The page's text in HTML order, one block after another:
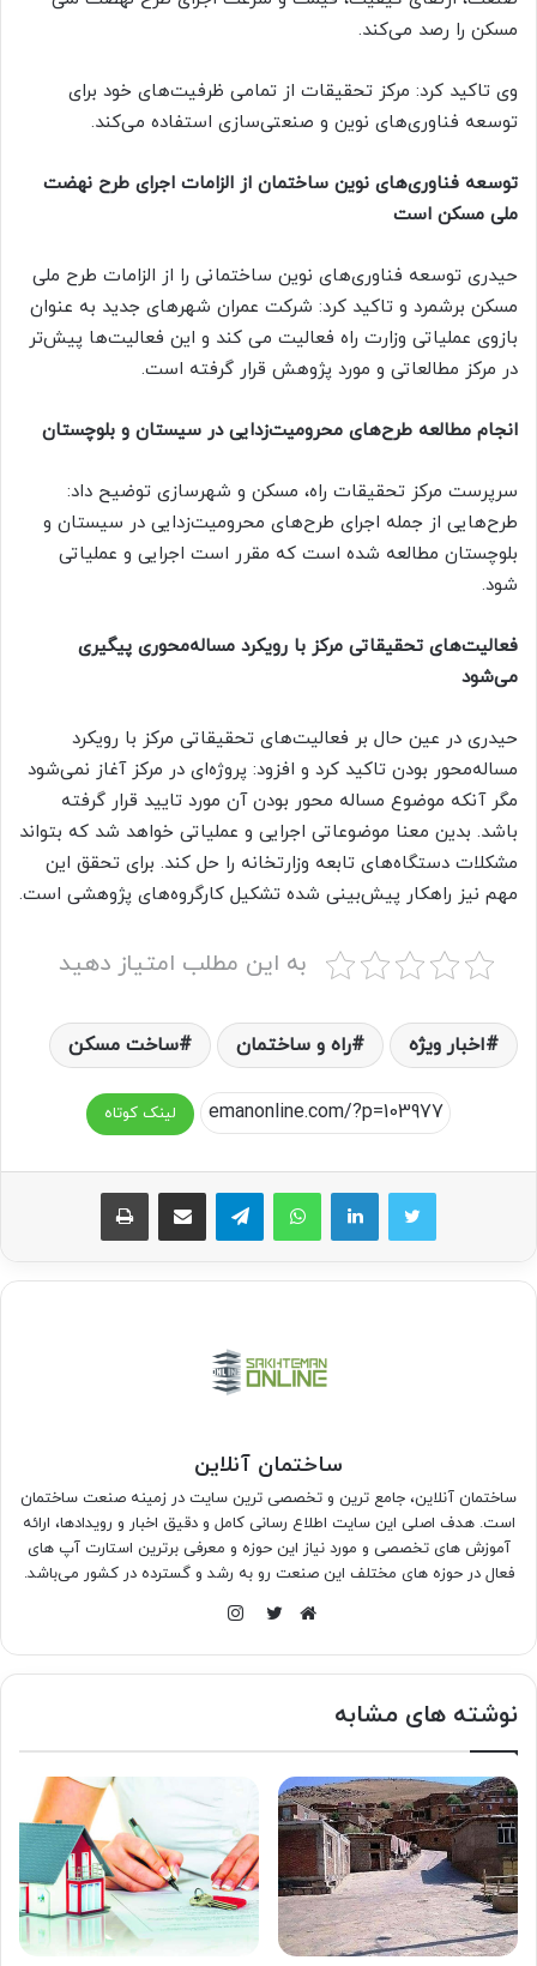
مسکن را رصد می‌کند.
وی تاکید کرد: مرکز تحقیقات از تمامی ظرفیت‌های خود برای
توسعه فناوری‌های نوین و صنعتی‌سازی استفاده می‌کند.
توسعه فناوری‌های نوین ساختمان از الزامات اجرای طرح نهضت
ملی مسکن است
حیدری توسعه فناوری‌های نوین ساختمانی را از الزامات طرح ملی
مسکن برشمرد و تاکید کرد: شرکت عمران شهرهای جدید به عنوان
بازوی عملیاتی وزارت راه فعالیت می کند و این فعالیت‌ها پیش‌تر
در مرکز مطالعاتی و مورد پژوهش قرار گرفته است.
انجام مطالعه طرح‌های محرومیت‌زدایی در سیستان و بلوچستان
سرپرست مرکز تحقیقات راه، مسکن و شهرسازی توضیح داد:
طرح‌هایی از جمله اجرای طرح‌های محرومیت‌زدایی در سیستان و
بلوچستان مطالعه شده است که مقرر است اجرایی و عملیاتی
شود.
فعالیت‌های تحقیقاتی مرکز با رویکرد مساله‌محوری پیگیری
می‌شود
حیدری در عین حال بر فعالیت‌های تحقیقاتی مرکز با رویکرد
مساله‌محور بودن تاکید کرد و افزود: پروژه‌ای در مرکز آغاز نمی‌شود
مگر آنکه موضوع مساله محور بودن آن مورد تایید قرار گرفته
باشد. بدین معنا موضوعاتی اجرایی و عملیاتی خواهد شد که بتواند
مشکلات دستگاه‌های تابعه وزارتخانه را حل کند. برای تحقق این
مهم نیز راهکار پیش‌بینی شده تشکیل کارگروه‌های پژوهشی است.
به این مطلب امتیاز دهید
اخبار ویژه راه و ساختمان ساخت مسکن
لینک کوتاه
واتس آپ تلگرام اشتراک گذاری از طریق ایمیل چاپ
ساختمان آنلاین
ساختمان آنلاین، جامع ترین و تخصصی ترین سایت در زمینه صنعت ساختمان
است. هدف اصلی این سایت اطلاع رسانی کامل و دقیق اخبار و رویدادها، ارائه
آموزش های تخصصی و مورد نیاز این حوزه و معرفی برترین استارت آپ های
فعال در حوزه های مختلف این صنعت رو به رشد و گسترده در کشور می‌باشد.
نوشته های مشابه